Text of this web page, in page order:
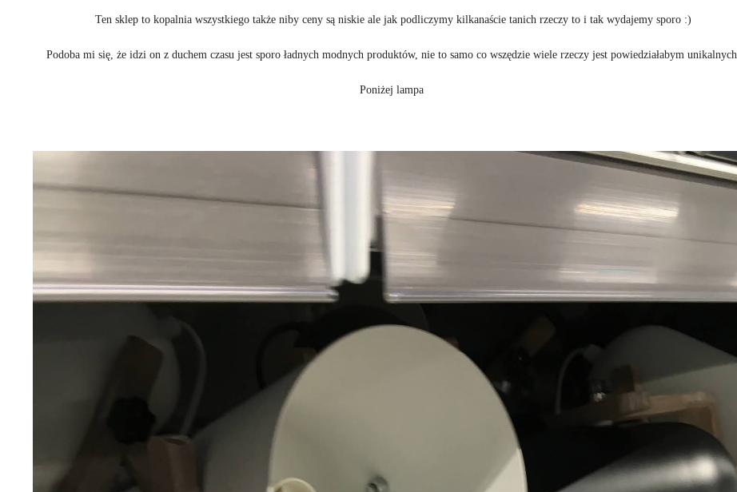
Ten sklep to kopalnia wszystkiego także niby ceny są niskie ale jak podliczymy kilkanaście tanich rzeczy to i tak wydajemy sporo :)
Podoba mi się, że idzi on z duchem czasu jest sporo ładnych modnych produktów, nie to samo co wszędzie wiele rzeczy jest powiedziałabym unikalnych.
Poniżej lampa